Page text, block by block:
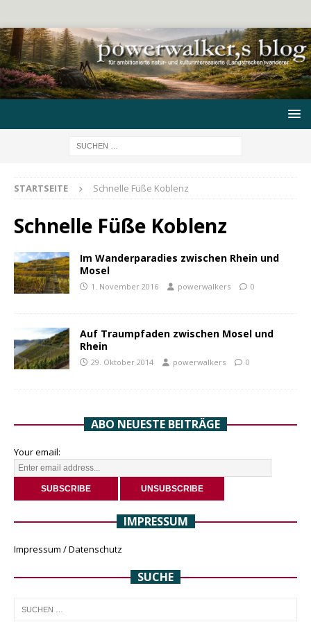
STARTSEITE Schnelle Füße Koblenz
Schnelle Füße Koblenz
Im Wanderparadies zwischen Rhein und
Mosel
1. November 2016 powerwalkers 0
Auf Traumpfaden zwischen Mosel und
Rhein
29. Oktober 2014 powerwalkers 0
ABO NEUESTE BEITRÄGE
Your email:
IMPRESSUM
Impressum / Datenschutz
SUCHE